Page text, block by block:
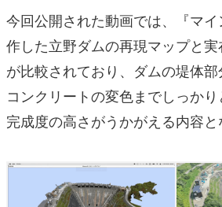
今回公開された動画では、『マ
作した立野ダムの再現マップと
が比較されており、ダムの堤体
コンクリートの変色までしっか
完成度の高さがうかがえる内容と